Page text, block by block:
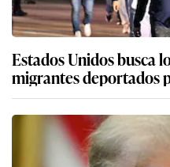
Estados Unidos busca
migrantes deportados